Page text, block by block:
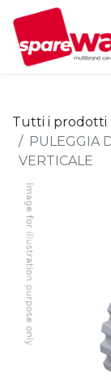
Tutti i prodotti
PULEGGIA
VERTICALE